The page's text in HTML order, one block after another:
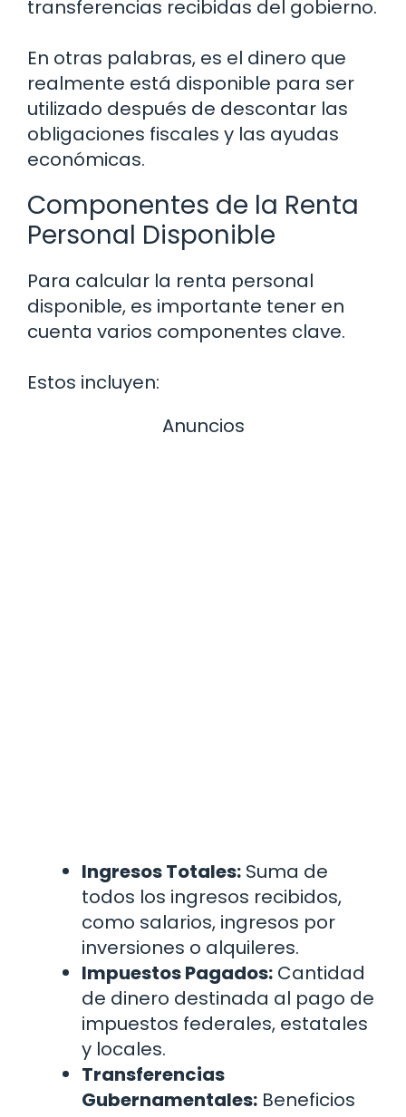
transferencias recibidas del gobierno.
En otras palabras, es el dinero que
realmente está disponible para ser
utilizado después de descontar las
obligaciones fiscales y las ayudas
económicas.
Componentes de la Renta
Personal Disponible
Para calcular la renta personal
disponible, es importante tener en
cuenta varios componentes clave.
Estos incluyen:
Anuncios
Ingresos Totales: Suma de
todos los ingresos recibidos,
como salarios, ingresos por
inversiones o alquileres.
Impuestos Pagados: Cantidad
de dinero destinada al pago de
impuestos federales, estatales
y locales.
Transferencias
Gubernamentales: Beneficios